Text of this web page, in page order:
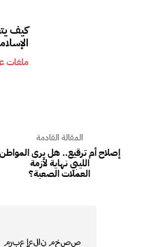
كيف
ملفات
المقالة القادمة
إصلاح أم ترقيع.. هل يرى المواطن
الليبي نهاية لأزمة
العملات الصعبة؟